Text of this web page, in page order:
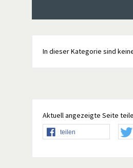
In dieser Kategorie sind
Aktuell angezeigte Seite
teilen